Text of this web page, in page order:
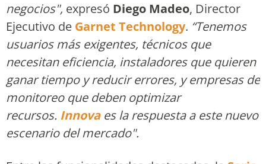
negocios", expresó Diego Madeo, Director
Ejecutivo de Garnet Technology. “Tenemos
usuarios más exigentes, técnicos que
necesitan eficiencia, instaladores que quieren
ganar tiempo y reducir errores, y empresas de
monitoreo que deben optimizar
recursos. Innova es la respuesta a este nuevo
escenario del mercado".